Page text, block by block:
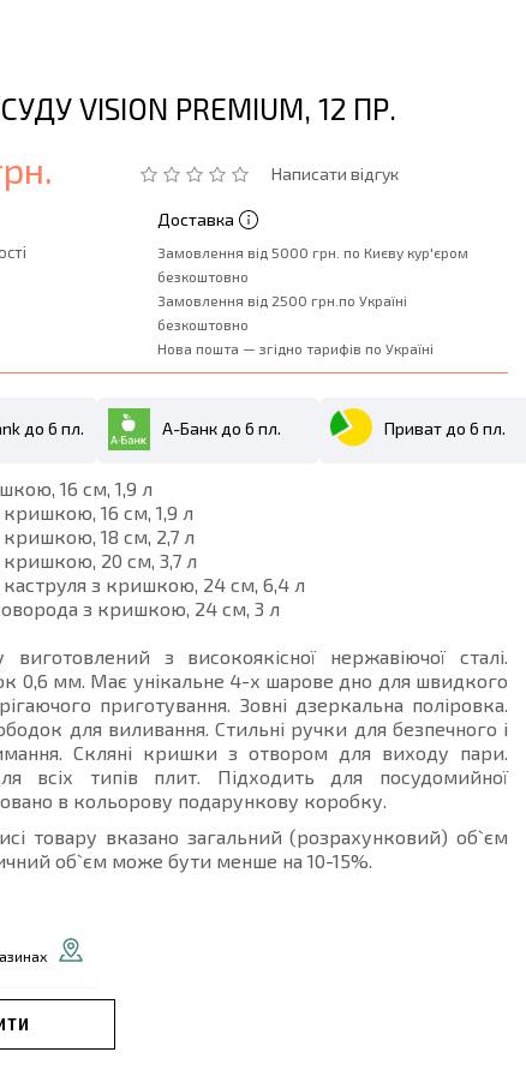
VISION PREMIUM, 12 ПР.
Написати відгук
Доставка
Замовлення від 5000 грн. по Києву кур'єром
безкоштовно
Замовлення від 2500 грн.по Україні
безкоштовно
Нова пошта — згідно тарифів по Україні
до 6 пл. А-Банк до 6 пл. Приват до 6 пл.
16 см, 1,9 л
кришкою, 16 см, 1,9 л
кришкою, 18 см, 2,7 л
кришкою, 20 см, 3,7 л
каструля з кришкою, 24 см, 6,4 л
з кришкою, 24 см, 3 л
виготовлений з високоякісної нержавіючої сталі.
0,6 мм. Має унікальне 4-х шарове дно для швидкого
приготування. Зовні дзеркальна поліровка.
для виливання. Стильні ручки для безпечного і
Скляні кришки з отвором для виходу пари.
всіх типів плит. Підходить для посудомийної
в кольорову подарункову коробку.
товару вказано загальний (розрахунковий) об`єм
об`єм може бути менше на 10-15%.